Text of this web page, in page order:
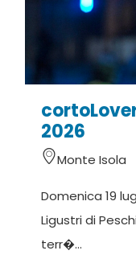
2026
Monte Isola
Domenica 19
Ligustri di
terr�...